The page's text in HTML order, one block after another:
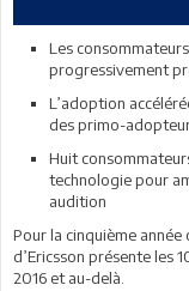
Les
progressivement
L’adoption
des primo-
Huit
technologie pour
audition
Pour la cinquième
d’Ericsson présente les
2016 et au-delà.